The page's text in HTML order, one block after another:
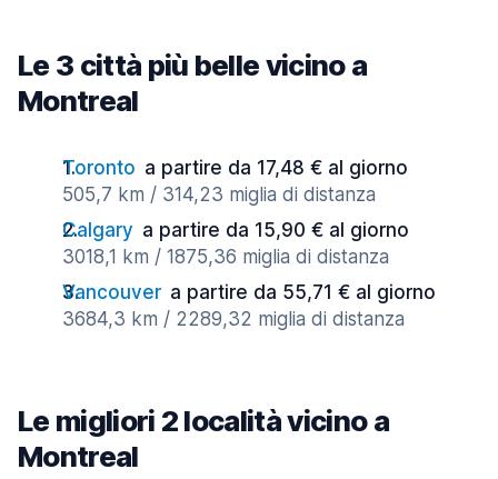
Le 3 città più belle vicino a
Montreal
Toronto a partire da 17,48 € al giorno
505,7 km / 314,23 miglia di distanza
Calgary a partire da 15,90 € al giorno
3018,1 km / 1875,36 miglia di distanza
Vancouver a partire da 55,71 € al giorno
3684,3 km / 2289,32 miglia di distanza
Le migliori 2 località vicino a
Montreal